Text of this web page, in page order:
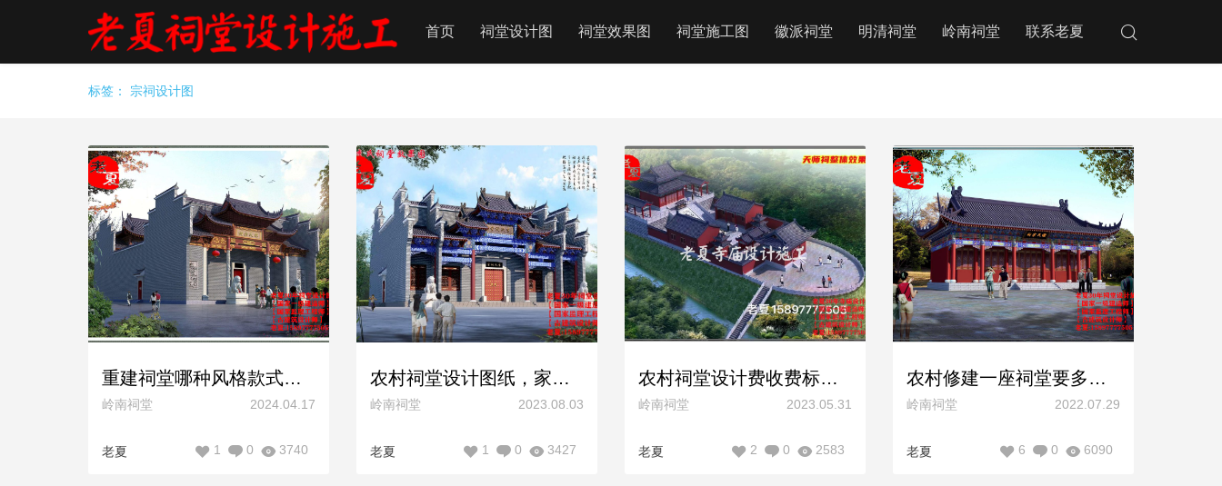
首页 祠堂设计图 祠堂效果图 祠堂施工图 徽派祠堂 明清祠堂 岭南祠堂 联系老夏
标签： 宗祠设计图
重建祠堂哪种风格款式好看？两进布局三进布局祠堂设计
岭南祠堂 2024.04.17
老夏 3740
0
1
农村祠堂设计图纸，家族祠堂图片样式款式汇总大全！
岭南祠堂 2023.08.03
老夏 3427
0
1
农村祠堂设计费收费标准，宗祠设计如何收取设计费
岭南祠堂 2023.05.31
老夏 2583
0
2
农村修建一座祠堂要多少钱预算造价，家族宗祠设计施工图方案
岭南祠堂 2022.07.29
老夏 6090
0
6